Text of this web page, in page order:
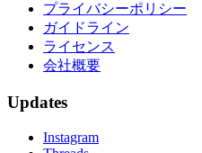
プライバシーポリシー
ガイドライン
ライセンス
会社概要
Updates
Instagram